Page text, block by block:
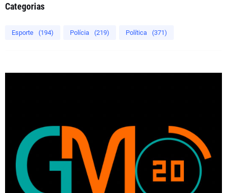
Categorias
Esporte (194) Polícia (219) Política (371)